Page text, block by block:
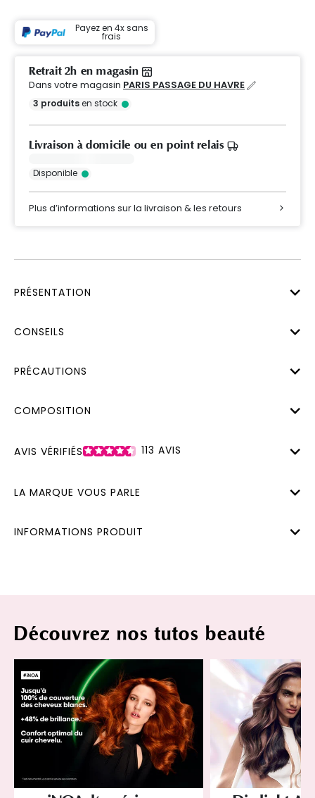
Payez en 4x sans
frais
Retrait 2h en magasin
Dans votre magasin PARIS PASSAGE DU HAVRE
3 produitsen stock
Livraison à domicile ou en point relais
Disponible
Plus d’informations sur la livraison & les retours
PRÉSENTATION
CONSEILS
PRÉCAUTIONS
COMPOSITION
AVIS VÉRIFIÉS 113 AVIS
LA MARQUE VOUS PARLE
INFORMATIONS PRODUIT
Découvrez nos tutos beauté